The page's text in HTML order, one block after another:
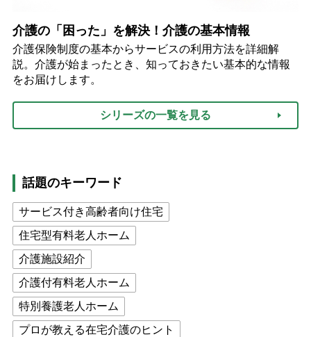
介護の「困った」を解決！介護の基本情報
介護保険制度の基本からサービスの利用方法を詳細解
説。介護が始まったとき、知っておきたい基本的な情報
をお届けします。
シリーズの一覧を見る
話題のキーワード
サービス付き高齢者向け住宅
住宅型有料老人ホーム
介護施設紹介
介護付有料老人ホーム
特別養護老人ホーム
プロが教える在宅介護のヒント